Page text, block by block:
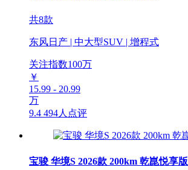
共8款
东风日产 | 中大型SUV | 增程式
关注指数100万
￥
15.99 - 20.99
万
9.4 494人点评
宝骏 华境S 2026款 200km 乾崑悦享版